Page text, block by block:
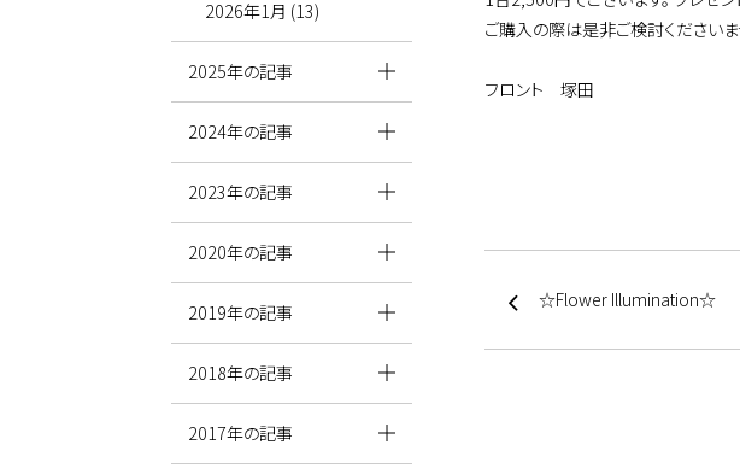
ご購入の際は是非ご検討くださいま
フロント 塚田
☆Flower Illumination☆
2026年1月 (13)
2025年の記事
2024年の記事
2023年の記事
2020年の記事
2019年の記事
2018年の記事
2017年の記事